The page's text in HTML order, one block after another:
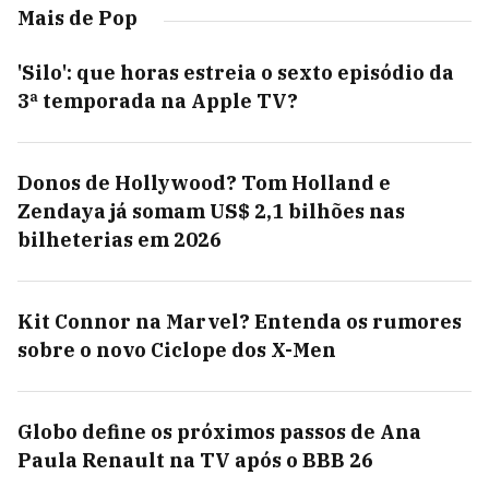
Mais de Pop
'Silo': que horas estreia o sexto episódio da
3ª temporada na Apple TV?
Donos de Hollywood? Tom Holland e
Zendaya já somam US$ 2,1 bilhões nas
bilheterias em 2026
Kit Connor na Marvel? Entenda os rumores
sobre o novo Ciclope dos X-Men
Globo define os próximos passos de Ana
Paula Renault na TV após o BBB 26